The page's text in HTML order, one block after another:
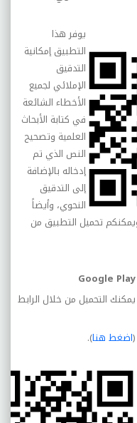
يوفر هذا
التطبيق إمكانية
التدقيق
الإملائي لجميع
الأخطاء الشائعة
في كتابة الأبحاث
العلمية وتصحيح
النص الذي تم
إدخاله بالإضافة
إلى التدقيق
النحوي، وأيضاً
تحميل التطبيق من
Google Play
يمكنك التحميل من خلال الرابط
(اضغط هنا).